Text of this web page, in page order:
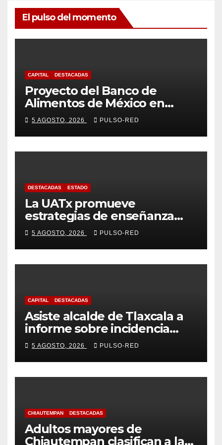
El pulso del momento
CAPITAL DESTACADAS
Proyecto del Banco de
Alimentos de México en
Tlaxcala avanza con trabajo
coordinado
5 AGOSTO, 2026 PULSO-RED
DESTACADAS ESTADO
La UATx promueve
estrategias de enseñanza
centradas en el contexto de
sus estudiantes
5 AGOSTO, 2026 PULSO-RED
CAPITAL DESTACADAS
Asiste alcalde de Tlaxcala a
informe sobre incidencia
delictiva refrenda trabajo
coordinado
5 AGOSTO, 2026 PULSO-RED
CHIAUTEMPAN DESTACADAS
Adultos mayores de
Chiautempan clasifican a la